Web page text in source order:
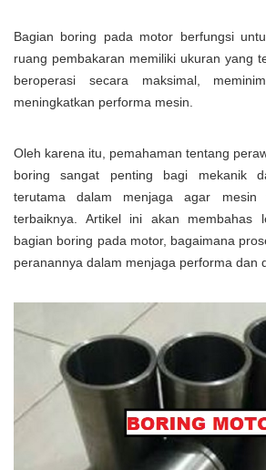
Bagian boring pada motor berfungsi
ruang pembakaran memiliki ukuran yang
beroperasi secara maksimal,
meningkatkan performa mesin.
Oleh karena itu, pemahaman tentang
boring sangat penting bagi mekanik
terutama dalam menjaga agar mesin
terbaiknya. Artikel ini akan membahas
bagian boring pada motor, bagaimana
peranannya dalam menjaga performa dan